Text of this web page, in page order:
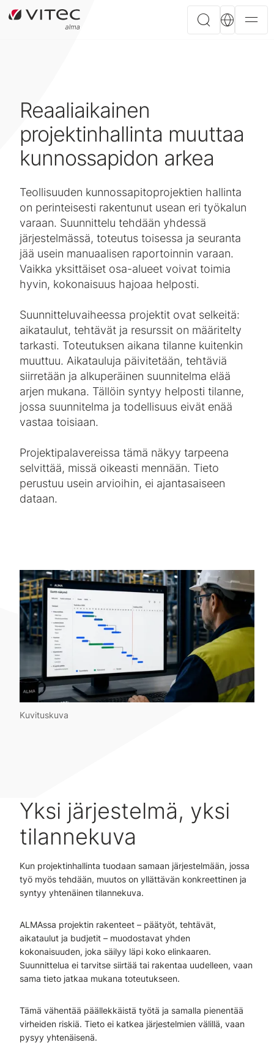
Reaaliaikainen
projektinhallinta muuttaa
kunnossapidon arkea
Teollisuuden kunnossapitoprojektien hallinta
on perinteisesti rakentunut usean eri työkalun
varaan. Suunnittelu tehdään yhdessä
järjestelmässä, toteutus toisessa ja seuranta
jää usein manuaalisen raportoinnin varaan.
Vaikka yksittäiset osa-alueet voivat toimia
hyvin, kokonaisuus hajoaa helposti.
Suunnitteluvaiheessa projektit ovat selkeitä:
aikataulut, tehtävät ja resurssit on määritelty
tarkasti. Toteutuksen aikana tilanne kuitenkin
muuttuu. Aikatauluja päivitetään, tehtäviä
siirretään ja alkuperäinen suunnitelma elää
arjen mukana. Tällöin syntyy helposti tilanne,
jossa suunnitelma ja todellisuus eivät enää
vastaa toisiaan.
Projektipalavereissa tämä näkyy tarpeena
selvittää, missä oikeasti mennään. Tieto
perustuu usein arvioihin, ei ajantasaiseen
dataan.
Kuvituskuva
Yksi järjestelmä, yksi
tilannekuva
Kun projektinhallinta tuodaan samaan järjestelmään, jossa
työ myös tehdään, muutos on yllättävän konkreettinen ja
syntyy yhtenäinen tilannekuva.
ALMAssa projektin rakenteet – päätyöt, tehtävät,
aikataulut ja budjetit – muodostavat yhden
kokonaisuuden, joka säilyy läpi koko elinkaaren.
Suunnittelua ei tarvitse siirtää tai rakentaa uudelleen, vaan
sama tieto jatkaa mukana toteutukseen.
Tämä vähentää päällekkäistä työtä ja samalla pienentää
virheiden riskiä. Tieto ei katkea järjestelmien välillä, vaan
pysyy yhtenäisenä.